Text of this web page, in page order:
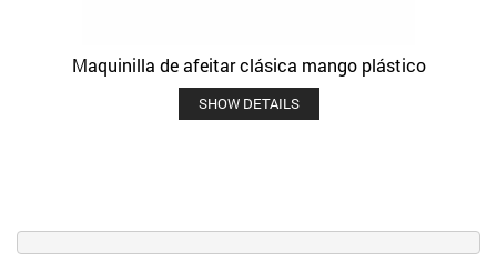
Maquinilla de afeitar clásica mango plástico
SHOW DETAILS